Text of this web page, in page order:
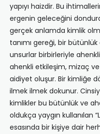
yapıyı haizdir. Bu
ergenin geleceğini
gerçek anlamda kimlik
tanımı gereği, bir
unsurlar birbirleriyle
ahenkli etkileşim, mizaç
aidiyet oluşur. Bir kimliğe
ilmek ilmek dokunur.
kimlikler bu bütünlük ve
oldukça yaygın kullanılan
esasında bir kişiye dair